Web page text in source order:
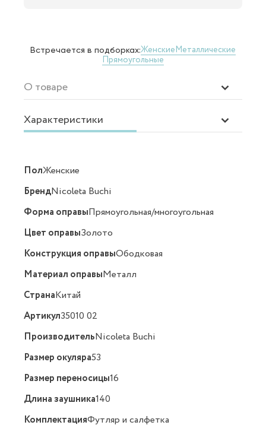
Встречается в подборках:ЖенскиеМеталлические
Прямоугольные
О товаре
Характеристики
ПолЖенские
БрендNicoleta Buchi
Форма оправыПрямоугольная/многоугольная
Цвет оправыЗолото
Конструкция оправыОбодковая
Материал оправыМеталл
СтранаКитай
Артикул35010 02
ПроизводительNicoleta Buchi
Размер окуляра53
Размер переносицы16
Длина заушника140
КомплектацияФутляр и салфетка